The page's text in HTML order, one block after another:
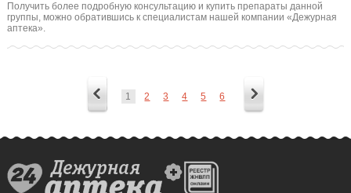
Получить более подробную консультацию и купить препараты данной
группы, можно обратившись к специалистам нашей компании «Дежурная
аптека».
1 2 3 4 5 6